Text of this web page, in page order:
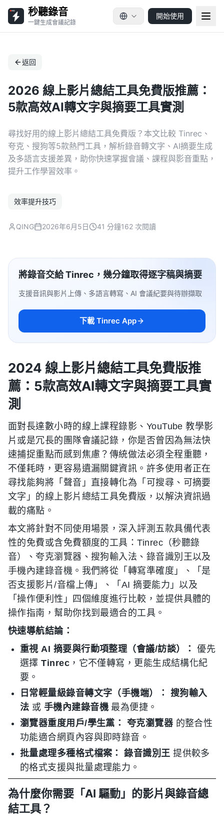
秒聽錄音
一鍵生成會議記錄
開始使用
返回
2026 線上影片總結工具免費版推薦：
5款高效AI轉文字與摘要工具實測
尋找好用的線上影片總結工具免費版？本文比較 Tinrec、
夸克、搜狗等5款熱門工具，解析錄音轉文字、AI摘要生成
及多語言支援差異，助你快速掌握會議、課程與影音重點，
提升工作學習效率。
效率提升技巧
QING 2026年6月5日 41 分鐘162 次閱讀
將錄音交給 Tinrec，幾分鐘取得逐字稿與摘要
支援音訊與影片上傳、多語言轉寫、AI 會議紀要與待辦擷取
下載 Tinrec App
2024 線上影片總結工具免費版推
薦：5款高效AI轉文字與摘要工具實
測
面對長達數小時的線上課程錄影、YouTube 教學影
片或是冗長的團隊會議記錄，你是否曾因為無法快
速捕捉重點而感到焦慮？傳統做法必須全程重聽，
不僅耗時，更容易遺漏關鍵資訊。許多使用者正在
尋找能夠將「聲音」直接轉化為「可搜尋、可摘要
文字」的線上影片總結工具免費版，以解決資訊過
載的痛點。
本文將針對不同使用場景，深入評測五款具備代表
性的免費或含免費額度的工具：Tinrec（秒聽錄
音）、夸克瀏覽器、搜狗輸入法、錄音識別王以及
手機內建錄音機。我們將從「轉寫準確度」、「是
否支援影片/音檔上傳」、「AI 摘要能力」以及
「操作便利性」四個維度進行比較，並提供具體的
操作指南，幫助你找到最適合的工具。
快速導航結論：
重視 AI 摘要與行動項整理（會議/訪談）：
優先
選擇Tinrec ，它不僅轉寫，更能生成結構化紀
要。
日常輕量級錄音轉文字（手機端）：
搜狗輸入
法 或 手機內建錄音機最為便捷。
瀏覽器重度用戶/學生黨：
夸克瀏覽器 的整合性
功能適合網頁內容與即時錄音。
批量處理多種格式檔案：
錄音識別王 提供較多
的格式支援與批量處理能力。
為什麼你需要「AI 驅動」的影片與錄音總
結工具？